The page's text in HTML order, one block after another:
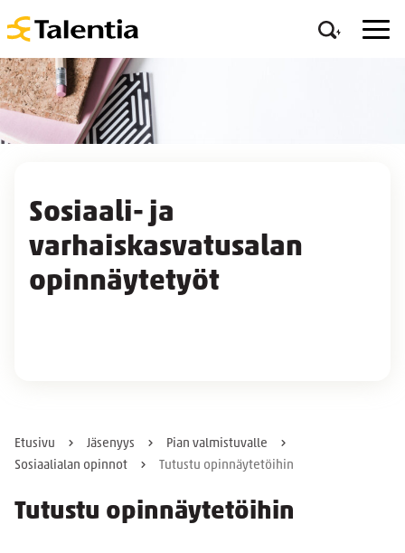
Sosiaali- ja
varhaiskasvatusalan
opinnäytetyöt
Etusivu Jäsenyys
Pian valmistuvalle
Sosiaalialan opinnot
Tutustu opinnäytetöihin
Tutustu opinnäytetöihin